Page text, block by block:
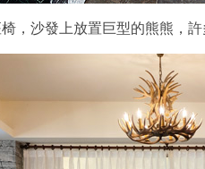
，沙發上放置巨型的熊熊，